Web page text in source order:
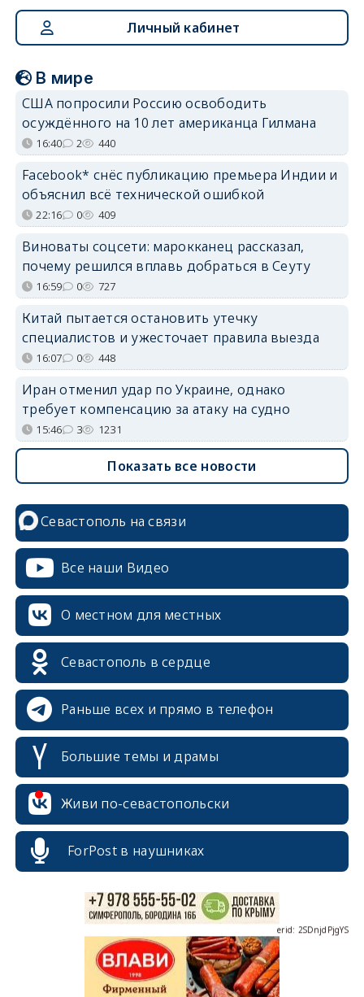
Личный кабинет
В мире
США попросили Россию освободить
осуждённого на 10 лет американца Гилмана
16:40 2 440
Facebook* снёс публикацию премьера Индии и
объяснил всё технической ошибкой
22:16 0 409
Виноваты соцсети: марокканец рассказал,
почему решился вплавь добраться в Сеуту
16:59 0 727
Китай пытается остановить утечку
специалистов и ужесточает правила выезда
16:07 0 448
Иран отменил удар по Украине, однако
требует компенсацию за атаку на судно
15:46 3 1231
Показать все новости
Севастополь на связи
Все наши Видео
О местном для местных
Севастополь в сердце
Раньше всех и прямо в телефон
Большие темы и драмы
Живи по-севастопольски
ForPost в наушниках
erid: 2SDnjcrDNw6
erid: 2SDnjdPjgYS